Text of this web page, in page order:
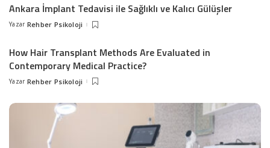
Ankara İmplant Tedavisi ile Sağlıklı ve Kalıcı Gülüşler
Posted
Yazar Rehber Psikoloji
How Hair Transplant Methods Are Evaluated in
Contemporary Medical Practice?
Posted
Yazar Rehber Psikoloji